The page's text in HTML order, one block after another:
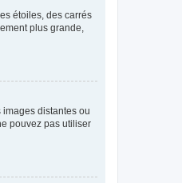
étoiles, des carrés
plus grande,
distantes ou
pouvez pas utiliser